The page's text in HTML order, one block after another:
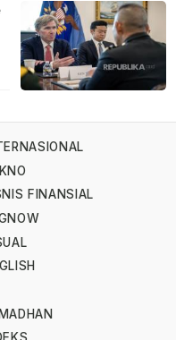
FINANSIAL